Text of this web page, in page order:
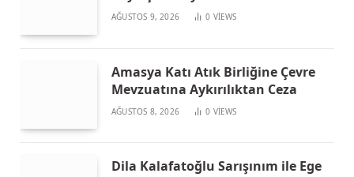
AĞUSTOS 9, 2026 0 VIEWS
Amasya Katı Atık Birliğine Çevre
Mevzuatına Aykırılıktan Ceza
AĞUSTOS 8, 2026 0 VIEWS
Dila Kalafatoğlu Sarışınım ile Ege